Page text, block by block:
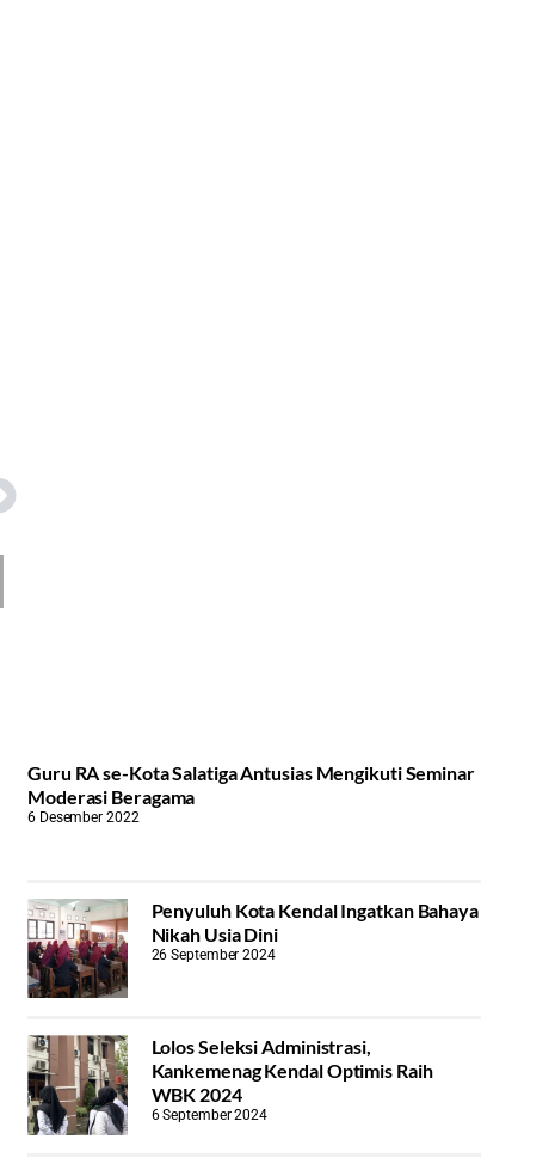
Guru RA se-Kota Salatiga Antusias Mengikuti Seminar
Moderasi Beragama
6 Desember 2022
Penyuluh Kota Kendal Ingatkan Bahaya
Nikah Usia Dini
26 September 2024
Lolos Seleksi Administrasi,
Kankemenag Kendal Optimis Raih
WBK 2024
6 September 2024